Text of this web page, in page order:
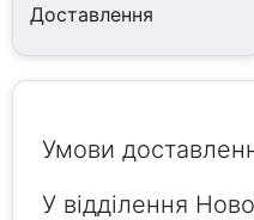
Доставлення
Умови
У відділення